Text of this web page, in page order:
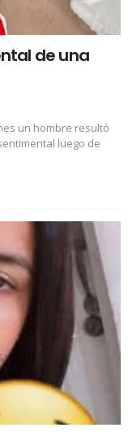
de una
un hombre resultó
luego de